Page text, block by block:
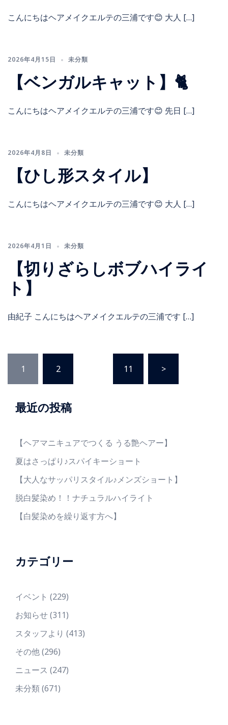
こんにちはヘアメイクエルテの三浦です😊 大人 […]
2026年4月15日 未分類
【ベンガルキャット】🐈
こんにちはヘアメイクエルテの三浦です😊 先日 […]
2026年4月8日 未分類
【ひし形スタイル】
こんにちはヘアメイクエルテの三浦です😊 大人 […]
2026年4月1日 未分類
【切りざらしボブハイライ
ト】
由紀子 こんにちはヘアメイクエルテの三浦です […]
ナ
ビ
ゲ
ョ
1 2 11 >
最近の投稿
【ヘアマニキュアでつくる うる艶ヘアー】
夏はさっぱり♪スパイキーショート
【大人なサッパリスタイル♪メンズショート】
脱白髪染め！！ナチュラルハイライト
【白髪染めを繰り返す方へ】
カテゴリー
イベント (229)
お知らせ(311)
スタッフより (413)
その他(296)
ニュース (247)
未分類(671)